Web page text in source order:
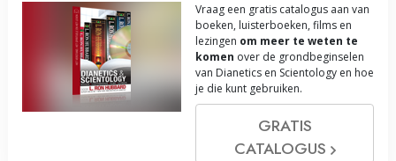
Vraag een gratis catalogus aan van
boeken, luisterboeken, films en
lezingen om meer te weten te
komen over de grondbeginselen
van Dianetics en Scientology en hoe
je die kunt gebruiken.
GRATIS
CATALOGUS